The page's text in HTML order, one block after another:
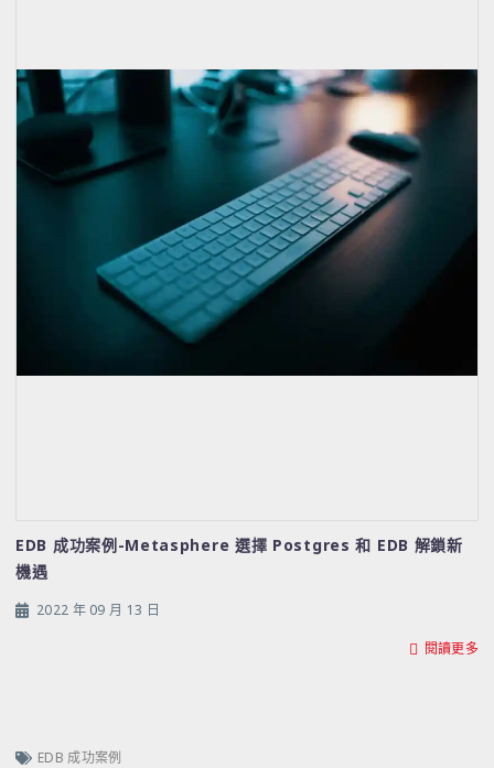
EDB 成功案例-Metasphere 選擇 Postgres 和 EDB 解鎖新
機遇
2022 年 09 月 13 日
閱讀更多
EDB 成功案例